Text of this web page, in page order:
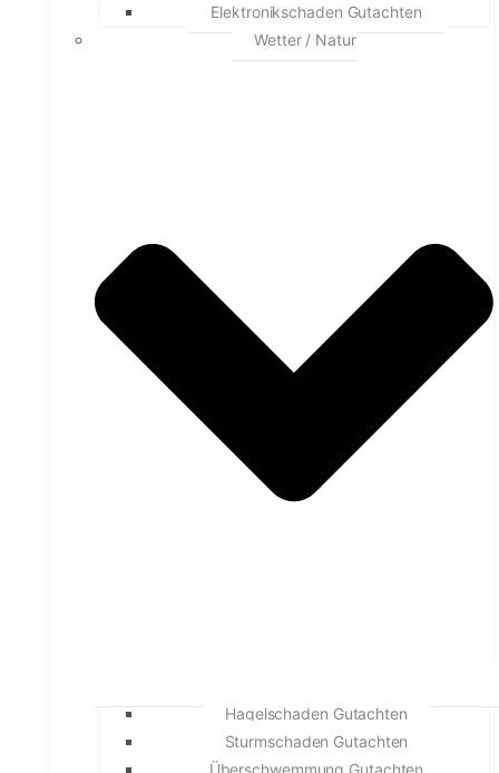
Elektronikschaden Gutachten
Wetter / Natur
Hagelschaden Gutachten
Sturmschaden Gutachten
Überschwemmung Gutachten